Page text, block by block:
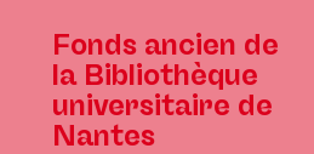
Fonds ancien de
la Bibliothèque
universitaire de
Nantes